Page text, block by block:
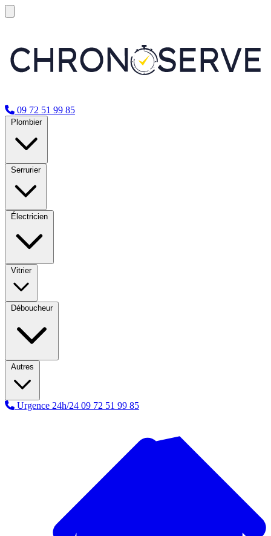
09 72 51 99 85
Plombier
Serrurier
Électricien
Vitrier
Déboucheur
Autres
Urgence 24h/24 09 72 51 99 85